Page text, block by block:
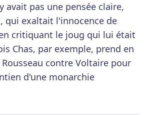
avait pas une pensée claire,
qui exaltait l'innocence de
critiquant le joug qui lui était
Chas, par exemple, prend en
contre Voltaire pour
d'une monarchie